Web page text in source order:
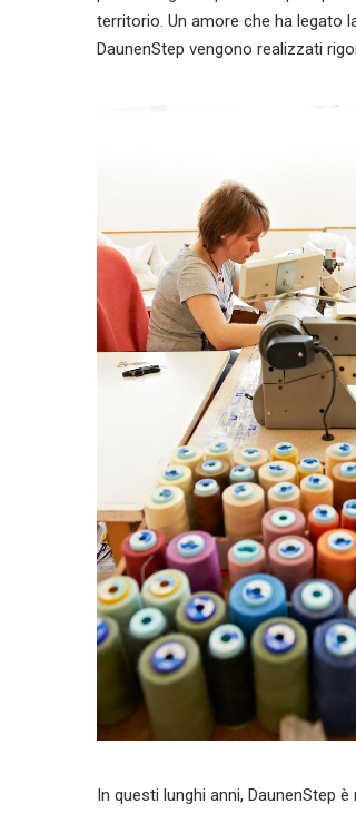
territorio. Un amore che ha legato
DaunenStep vengono realizzati
In questi lunghi anni, DaunenStep